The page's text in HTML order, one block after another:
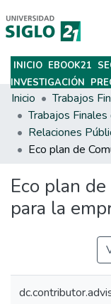
Subir
INICIO EBOOK21
INVESTIGACIÓN
Inicio
Trabajos Finales
Eco plan
para la